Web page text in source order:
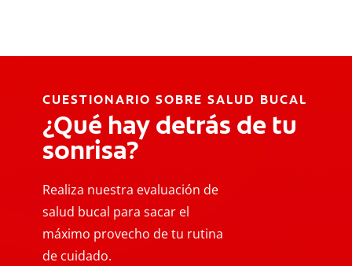
CUESTIONARIO SOBRE SALUD BUCAL
¿Qué hay detrás de tu
sonrisa?
Realiza nuestra evaluación de
salud bucal para sacar el
máximo provecho de tu rutina
de cuidado.